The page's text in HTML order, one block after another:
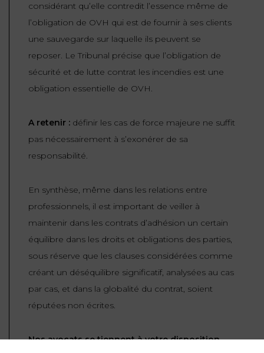
considérant qu’elle contredit l’essence même de
l’obligation de OVH qui est de fournir à ses clients
une sauvegarde sur laquelle ils peuvent se
reposer. Le Tribunal précise que l’obligation de
sécurité et de lutte contrat les incendies est une
obligation essentielle de OVH.
A retenir : définir les cas de force majeure ne suffit
pas nécessairement à s’exonérer de sa
responsabilité.
En synthèse, même dans les relations entre
professionnels, il est important de veiller à
maintenir dans les contrats d’adhésion un certain
équilibre dans les droits et obligations des parties,
sous réserve que les clauses considérées comme
créant un déséquilibre significatif, analysées au cas
par cas, et dans la globalité du contrat, soient
réputées non écrites.
Nos avocats se tiennent à votre disposition